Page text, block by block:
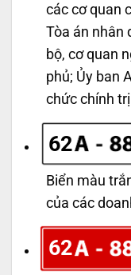
các cơ quan
Tòa án nhân
bộ, cơ quan
phủ; Ủy ban
chức chính
62
Biển màu
của các
62